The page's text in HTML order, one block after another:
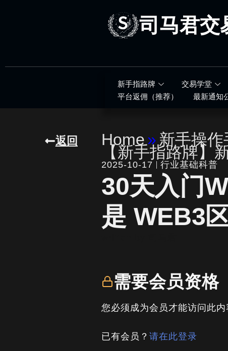
司马君交
新手指路牌 交易学堂
平台返佣（推荐）
最新通知
返回 Home» 新手操作
【新手指路牌】
2025-10-17 行业基础科普
30天入门
是 WEB3
需要会员资格
您必须成为会员才能访问此内
已有会员？请在此登录